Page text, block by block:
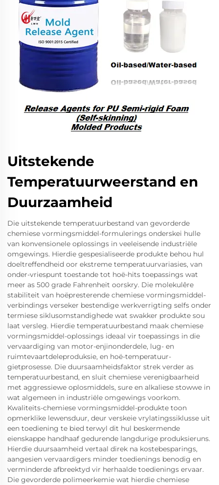
Uitstekende
Temperatuurweerstand en
Duurzaamheid
Die uitstekende temperatuurbestand van gevorderde
chemiese vormingsmiddel-formulerings onderskei hulle
van konvensionele oplossings in veeleisende industriële
omgewings. Hierdie gespesialiseerde produkte behou hul
doeltreffendheid oor ekstreme temperatuurvariasies, van
onder-vriespunt toestande tot hoë-hits toepassings wat
meer as 500 grade Fahrenheit oorskry. Die molekulêre
stabiliteit van hoëpresterende chemiese vormingsmiddel-
verbindings verseker bestendige werkverrigting selfs onder
termiese siklusomstandighede wat swakker produkte sou
laat versleg. Hierdie temperatuurbestand maak chemiese
vormingsmiddel-oplossings ideaal vir toepassings in die
vervaardiging van motor-enjinonderdele, lug- en
ruimtevaartdeleproduksie, en hoë-temperatuur-
gietprosesse. Die duursaamheidsfaktor strek verder as
temperatuurbestand, en sluit chemiese verenigbaarheid
met aggressiewe oplosmiddels, sure en alkaliese stowwe in
wat algemeen in industriële omgewings voorkom.
Kwaliteits-chemiese vormingsmiddel-produkte toon
opmerklike lewensduur, deur verskeie vrylatingssiklusse uit
een toediening te bied terwyl dit hul beskermende
eienskappe handhaaf gedurende langdurige produksieruns.
Hierdie duursaamheid vertaal direk na kostebesparings,
aangesien vervaardigers minder toedienings benodig en
verminderde afbreektyd vir herhaalde toedienings ervaar.
Die gevorderde polimeerkemie wat hierdie chemiese